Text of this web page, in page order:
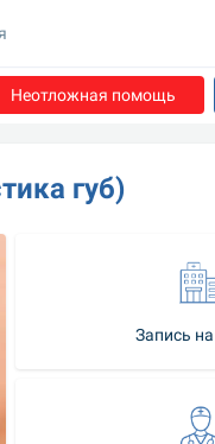
Неотложная помощь
губ)
Запись